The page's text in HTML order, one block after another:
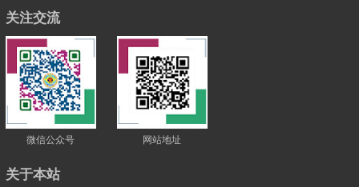
关注交流
微信公众号 网站地址
关于本站